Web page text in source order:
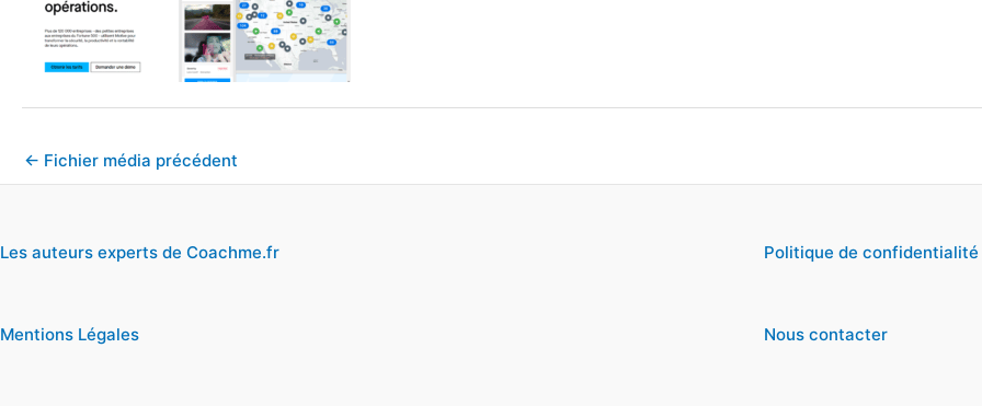
← Fichier média précédent
Les auteurs experts de Coachme.fr
Mentions Légales
Politique de confidentialité
Nous contacter